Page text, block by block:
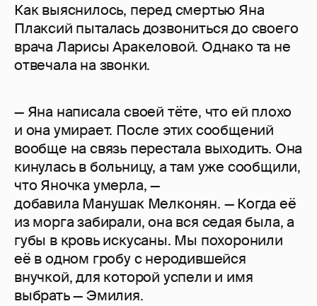
Как выяснилось, перед смертью Яна
Плаксий пыталась дозвониться до своего
врача Ларисы Аракеловой. Однако та не
отвечала на звонки.
— Яна написала своей тёте, что ей плохо
и она умирает. После этих сообщений
вообще на связь перестала выходить. Она
кинулась в больницу, а там уже сообщили,
что Яночка умерла, —
добавила Манушак Мелконян. — Когда её
из морга забирали, она вся седая была, а
губы в кровь искусаны. Мы похоронили
её в одном гробу с неродившейся
внучкой, для которой успели и имя
выбрать — Эмилия.